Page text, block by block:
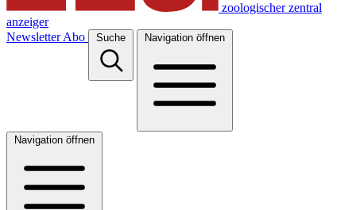
zoologischer zentral
anzeiger
Newsletter Abo Suche Navigation öffnen
Navigation öffnen